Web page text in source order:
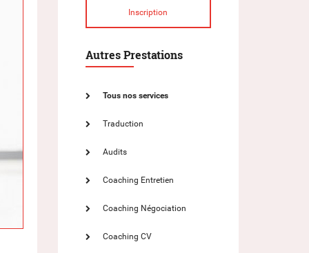
Inscription
Autres Prestations
Tous nos services
Traduction
Audits
Coaching Entretien
Coaching Négociation
Coaching CV